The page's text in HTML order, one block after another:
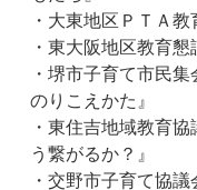
・大東地区ＰＴ
・東大阪地区教
・堺市子育て
のりこえかた』
・東住吉地域教
う繋がるか？』
・交野市子育て